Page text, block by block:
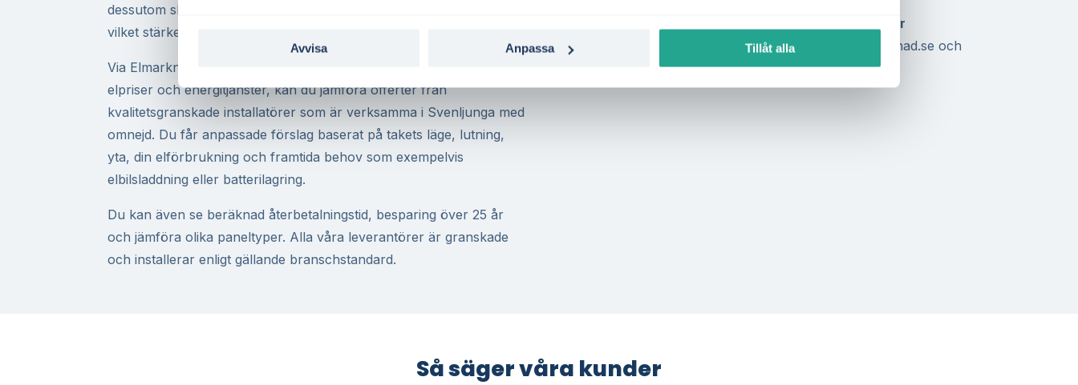
Avvisa Anpassa Tillåt alla
dessutom skattereduktion för överskottsel du matar ut på nätet,
vilket stärker kalkylen för solenergi i Svenljunga.
Via Elmarknad.se, Sveriges ledande digitala jämförelsetjänst för
elpriser och energitjänster, kan du jämföra offerter från
kvalitetsgranskade installatörer som är verksamma i Svenljunga med
omnejd. Du får anpassade förslag baserat på takets läge, lutning,
yta, din elförbrukning och framtida behov som exempelvis
elbilsladdning eller batterilagring.
Du kan även se beräknad återbetalningstid, besparing över 25 år
och jämföra olika paneltyper. Alla våra leverantörer är granskade
och installerar enligt gällande branschstandard.
Vill du ta reda på om ditt tak i Svenljunga är lämpligt för
solceller?
Gör en kostnadsfri offertförfrågan via Elmarknad.se och
jämför flera aktörer i Svenljunga – utan bindning.
Så säger våra kunder